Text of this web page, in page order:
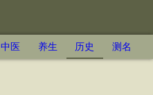
中医 养生 历史 测名